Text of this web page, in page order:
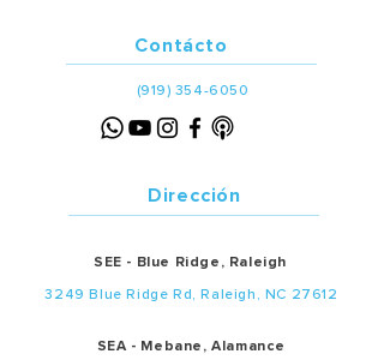
Contácto
(919) 354-6050
Dirección
SEE - Blue Ridge, Raleigh
3249 Blue Ridge Rd, Raleigh, NC 27612
SEA - Mebane, Alamance